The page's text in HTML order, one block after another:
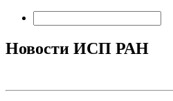
Новости ИСП РАН